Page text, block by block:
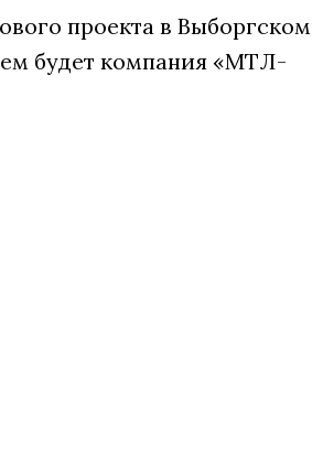
проекта в Выборгском
будет компания «МТЛ-